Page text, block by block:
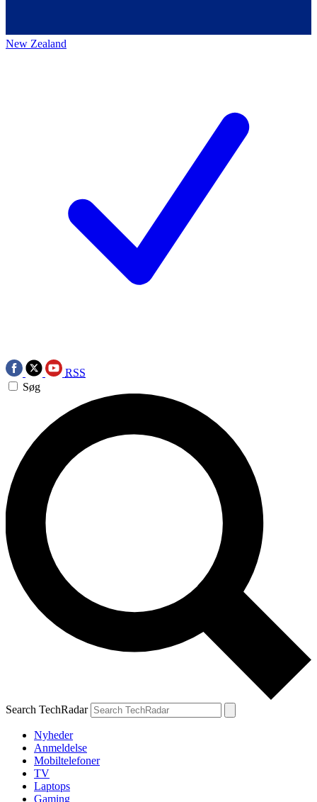
New Zealand
RSS
Søg
Search TechRadar
Nyheder
Anmeldelse
Mobiltelefoner
TV
Laptops
Gaming